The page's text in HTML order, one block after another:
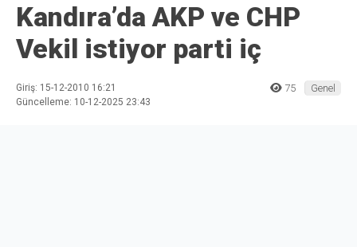
Kandıra’da AKP ve CHP
Vekil istiyor parti iç
Giriş: 15-12-2010 16:21
Güncelleme: 10-12-2025 23:43
75 Genel